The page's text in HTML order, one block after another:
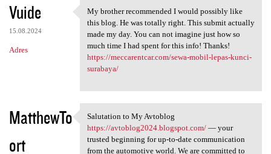
Vuide
15.08.2024
Adres
My brother recommended I
My brother recommended I would possibly like
this blog. He was totally right. This submit actually
made my day. You can not imagine just how so
much time I had spent for this info! Thanks!
https://meccarentcar.com/sewa-mobil-lepas-kunci-
surabaya/
MatthewTo
ort
Salutation to My Avtoblog
Salutation to My Avtoblog
https://avtoblog2024.blogspot.com/— your
trusted beginning for up-to-date communication
from the automotive world. We are committed to